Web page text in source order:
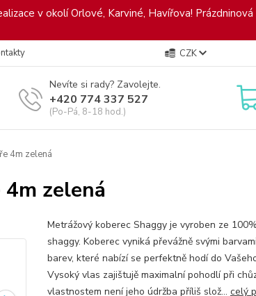
v okolí Orlové, Karviné, Havířova!
CZK
Nevíte si rady? Zavolejte.
+420 774 337 527
(Po-Pá, 8-18 hod.)
4m zelená
4m zelená
Metrážový koberec Shaggy je vyroben ze
shaggy. Koberec vyniká převážně svými
barev, které nabízí se perfektně hodí do
Vysoký vlas zajištujě maximalní pohodlí při
vlastnostem není jeho údržba příliš slož... celý